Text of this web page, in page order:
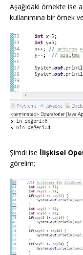
Aşağıdaki örnekte ise
kullanımına bir örnek
Şimdi ise İlişkisel
görelim;